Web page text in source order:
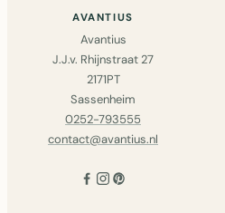
AVANTIUS
Avantius
J.J.v. Rhijnstraat 27
2171PT
Sassenheim
0252-793555
contact@avantius.nl